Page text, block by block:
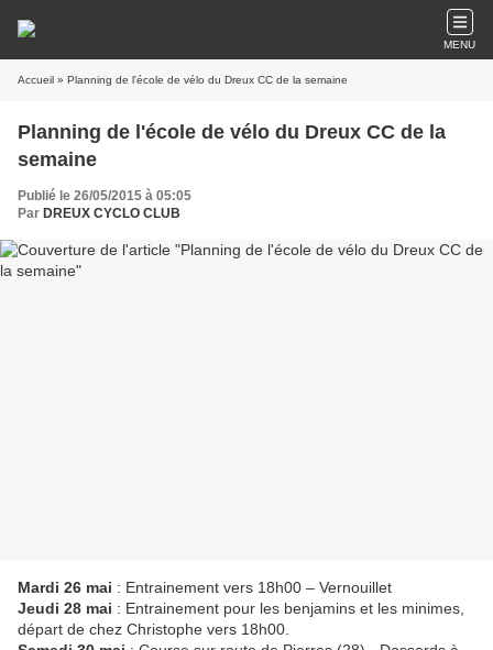
MENU
Accueil » Planning de l'école de vélo du Dreux CC de la semaine
Planning de l'école de vélo du Dreux CC de la
semaine
Publié le 26/05/2015 à 05:05
Par DREUX CYCLO CLUB
Mardi 26 mai : Entrainement vers 18h00 – Vernouillet
Jeudi 28 mai : Entrainement pour les benjamins et les minimes,
départ de chez Christophe vers 18h00.